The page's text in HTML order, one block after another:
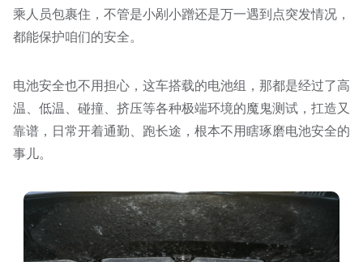
乘人员包裹住，不管是小剐小蹭还是万一遇到点突发情况，
都能保护咱们的安全。
电池安全也不用担心，这车搭载的电池组，那都是经过了高
温、低温、碰撞、挤压等各种极端环境的魔鬼测试，扛造又
靠谱，日常开着通勤、跑长途，根本不用瞎琢磨电池安全的
事儿。